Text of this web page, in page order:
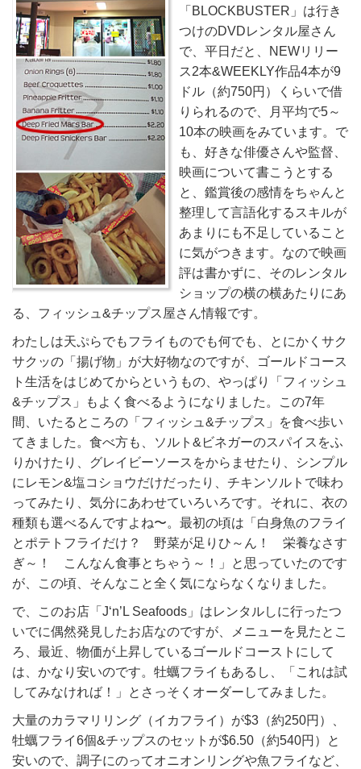
「BLOCKBUSTER」は行き
つけのDVDレンタル屋さん
で、平日だと、NEWリリー
ス2本&WEEKLY作品4本が9
ドル（約750円）くらいで借
りられるので、月平均で5～
10本の映画をみています。で
も、好きな俳優さんや監督、
映画について書こうとする
と、鑑賞後の感情をちゃんと
整理して言語化するスキルが
あまりにも不足していること
に気がつきます。なので映画
評は書かずに、そのレンタル
ショップの横の横あたりにあ
る、フィッシュ&チップス屋さん情報です。
わたしは天ぷらでもフライものでも何でも、とにかくサク
サクッの「揚げ物」が大好物なのですが、ゴールドコース
ト生活をはじめてからというもの、やっぱり「フィッシュ
&チップス」もよく食べるようになりました。この7年
間、いたるところの「フィッシュ&チップス」を食べ歩い
てきました。食べ方も、ソルト&ビネガーのスパイスをふ
りかけたり、グレイビーソースをからませたり、シンプル
にレモン&塩コショウだけだったり、チキンソルトで味わ
ってみたり、気分にあわせていろいろです。それに、衣の
種類も選べるんですよね〜。最初の頃は「白身魚のフライ
とポテトフライだけ？ 野菜が足りひ～ん！ 栄養なさす
ぎ～！ こんなん食事とちゃう～！」と思っていたのです
が、この頃、そんなこと全く気にならなくなりました。
で、このお店「J‘n’L Seafoods」はレンタルしに行ったつ
いでに偶然発見したお店なのですが、メニューを見たとこ
ろ、最近、物価が上昇しているゴールドコーストにして
は、かなり安いのです。牡蠣フライもあるし、「これは試
してみなければ！」とさっそくオーダーしてみました。
大量のカラマリリング（イカフライ）が$3（約250円）、
牡蠣フライ6個&チップスのセットが$6.50（約540円）と
安いので、調子にのってオニオンリングや魚フライなど、